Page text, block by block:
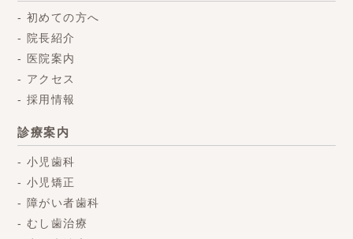
初めての方へ
院長紹介
医院案内
アクセス
採用情報
診療案内
小児歯科
小児矯正
障がい者歯科
むし歯治療